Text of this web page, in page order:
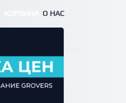
О НАС